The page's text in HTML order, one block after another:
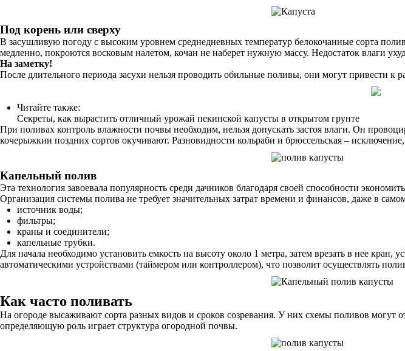
Под корень или сверху
В засушливую погоду с высоким уровнем среднедневных температур белокочанные сорта
медленно, покроются восковым налетом, кочан не наберет нужную массу. Недостаток влаги
На заметку!
После длительного периода засухи нельзя проводить обильные поливы, они могут привести к
Читайте также:
Секреты, как вырастить отличный урожай пекинской капусты в открытом грунте
При поливах контроль влажности почвы необходим, нельзя допускать застоя влаги. Он
кочерыжкии поздних сортов окучивают. Разновидности кольраби и брюссельская –
Капельный полив
Эта технология завоевала популярность среди дачников благодаря своей способности
Организация системы полива не требует значительных затрат времени и финансов, даже в
источник воды;
фильтры;
краны и соединители;
капельные трубки.
Для начала необходимо установить емкость на высоту около 1 метра, затем врезать в нее
автоматическими устройствами (таймером или контроллером), что позволит осуществлять
Как часто поливать
На огороде высаживают сорта разных видов и сроков созревания. У них схемы поливов могут
определяющую роль играет структура огородной почвы.